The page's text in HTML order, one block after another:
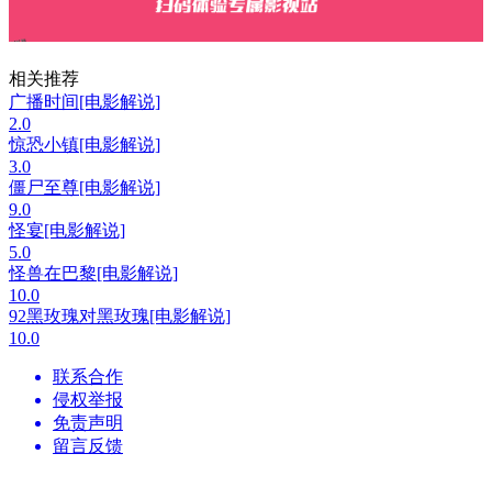
相关推荐
广播时间[电影解说]
2.0
惊恐小镇[电影解说]
3.0
僵尸至尊[电影解说]
9.0
怪宴[电影解说]
5.0
怪兽在巴黎[电影解说]
10.0
92黑玫瑰对黑玫瑰[电影解说]
10.0
联系合作
侵权举报
免责声明
留言反馈